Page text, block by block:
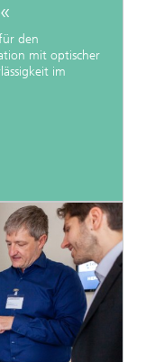
den
mit optischer
im